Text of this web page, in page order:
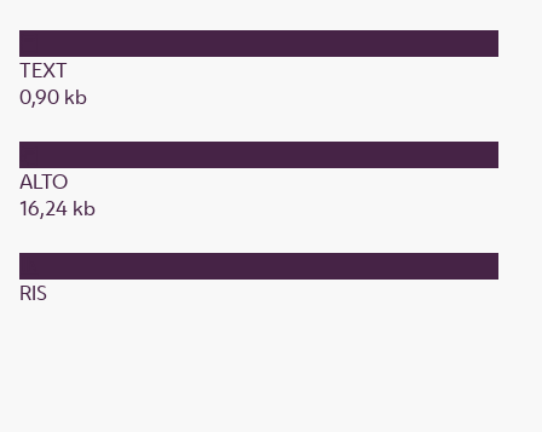
TEXT
0,90 kb
ALTO
16,24 kb
RIS